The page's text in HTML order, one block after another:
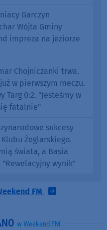
Garczyn
Wójta Gminy
impreza na jeziorze
Chojniczanki trwa.
w pierwszym meczu.
Targ 0:2. "Jesteśmy w
fatalnie"
sukcesy
Żeglarskiego.
świata, a Basia
wynik"
FM
w Weekend FM